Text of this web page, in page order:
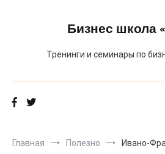
Бизнес школа
Тренинги и семинары по
Главная Полезно Ивано-